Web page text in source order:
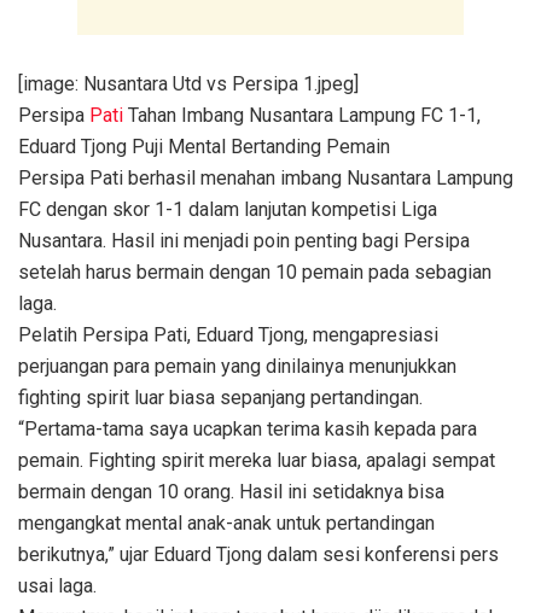
[image: Nusantara Utd vs Persipa 1.jpeg]
Persipa Pati Tahan Imbang Nusantara Lampung FC 1-1,
Eduard Tjong Puji Mental Bertanding Pemain
Persipa Pati berhasil menahan imbang Nusantara Lampung
FC dengan skor 1-1 dalam lanjutan kompetisi Liga
Nusantara. Hasil ini menjadi poin penting bagi Persipa
setelah harus bermain dengan 10 pemain pada sebagian
laga.
Pelatih Persipa Pati, Eduard Tjong, mengapresiasi
perjuangan para pemain yang dinilainya menunjukkan
fighting spirit luar biasa sepanjang pertandingan.
“Pertama-tama saya ucapkan terima kasih kepada para
pemain. Fighting spirit mereka luar biasa, apalagi sempat
bermain dengan 10 orang. Hasil ini setidaknya bisa
mengangkat mental anak-anak untuk pertandingan
berikutnya,” ujar Eduard Tjong dalam sesi konferensi pers
usai laga.